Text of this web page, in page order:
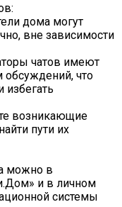
дома могут
вне зависимости
чатов имеют
что
избегать
возникающие
пути их
можно в
и в личном
системы